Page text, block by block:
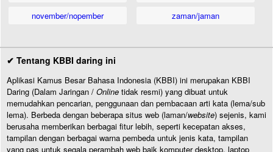
november/nopember
zaman/jaman
✔ Tentang KBBI daring ini
Aplikasi Kamus Besar Bahasa Indonesia (KBBI) ini merupakan KBBI
Daring (Dalam Jaringan / Online tidak resmi) yang dibuat untuk
memudahkan pencarian, penggunaan dan pembacaan arti kata (lema/sub
lema). Berbeda dengan beberapa situs web (laman/website) sejenis, kami
berusaha memberikan berbagai fitur lebih, seperti kecepatan akses,
tampilan dengan berbagai warna pembeda untuk jenis kata, tampilan
yang pas untuk segala perambah web baik komputer desktop, laptop